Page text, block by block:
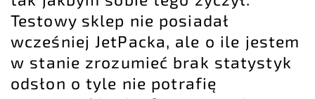
Testowy sklep nie posiadał
wcześniej JetPacka, ale o ile jestem
w stanie zrozumieć brak statystyk
odsłon o tyle nie potrafię